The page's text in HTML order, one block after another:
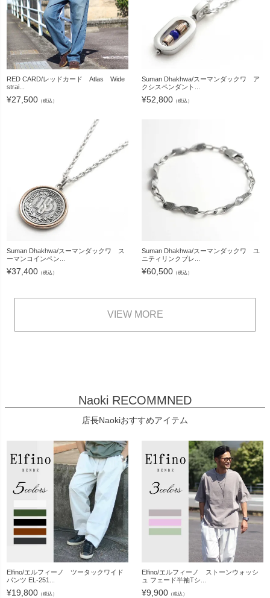
RED CARD/レッドカード Atlas Wide
strai...
¥27,500 （税込）
Suman Dhakhwa/スーマンダックワ ア
クシスペンダント...
¥52,800 （税込）
Suman Dhakhwa/スーマンダックワ ス
ーマンコインペン...
¥37,400 （税込）
Suman Dhakhwa/スーマンダックワ ユ
ニティリンクブレ...
¥60,500 （税込）
VIEW MORE
Naoki RECOMMNED
店長Naokiおすすめアイテム
Elfino/エルフィーノ ツータックワイド
パンツ EL-251...
¥19,800 （税込）
Elfino/エルフィーノ ストーンウォッシ
ュ フェード半袖Tシ...
¥9,900 （税込）